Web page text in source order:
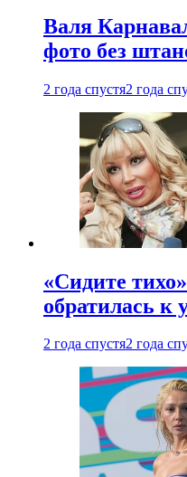
Валя
фото без
2 года спустя2 года
«Сидите
обратилась к
2 года спустя2 года